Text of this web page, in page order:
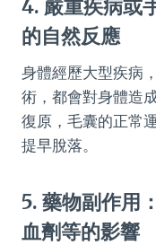
4. 嚴重疾病或
的自然反應
身體經歷大型疾病
術，都會對身體造
復原，毛囊的正常
提早脫落。
5. 藥物副作用
血劑等的影響